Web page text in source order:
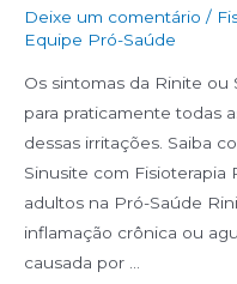
Deixe um comentário /
Equipe Pró-Saúde
Os sintomas da Rinite ou
para praticamente todas
dessas irritações. Saiba
Sinusite com Fisioterapia
adultos na Pró-Saúde
inflamação crônica ou
causada por …